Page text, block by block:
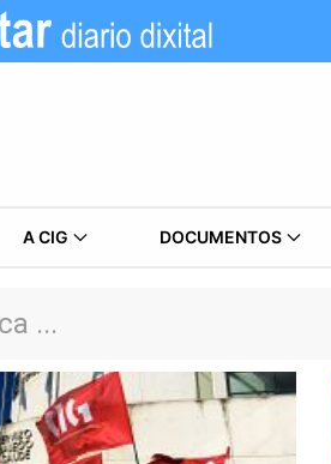
A CIG DOCUMENTOS